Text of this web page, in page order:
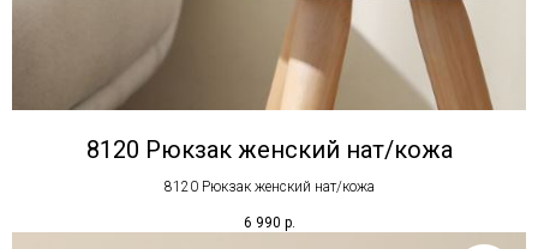
8120 Рюкзак женский нат/кожа
8120 Рюкзак женский нат/кожа
6 990 р.